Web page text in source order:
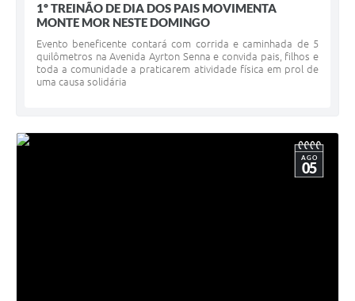
1º TREINÃO DE DIA DOS PAIS MOVIMENTA
MONTE MOR NESTE DOMINGO
Evento beneficente contará com corrida e caminhada de 5
quilômetros na Avenida Ayrton Senna e convida pais, filhos e
toda a comunidade a praticarem atividade física em prol de
uma causa solidária
AGO
05